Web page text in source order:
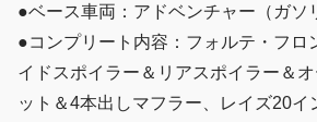
●ベース車両：アドベンチャー（ガソ
●コンプリート内容：フォルテ・フロ
イドスポイラー＆リアスポイラー＆
ット＆4本出しマフラー、レイズ20イ